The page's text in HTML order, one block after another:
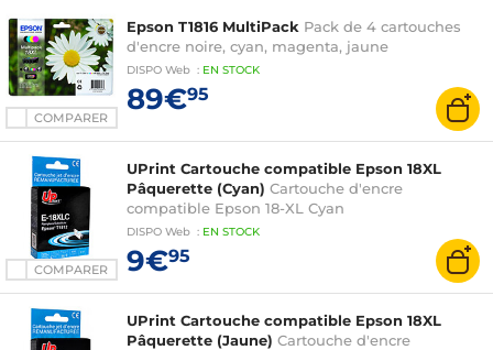
COMPARER
Epson T1816 MultiPack Pack de 4 cartouches
d'encre noire, cyan, magenta, jaune
DISPO Web : EN STOCK
89€95
COMPARER
UPrint Cartouche compatible Epson 18XL
Pâquerette (Cyan) Cartouche d'encre
compatible Epson 18-XL Cyan
DISPO Web : EN STOCK
9€95
UPrint Cartouche compatible Epson 18XL
Pâquerette (Jaune) Cartouche d'encre